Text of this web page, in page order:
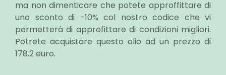
ma non dimenticare che potete approffittare di
uno sconto di -10% col nostro codice che vi
permetterà di approfittare di condizioni migliori.
Potrete acquistare questo olio ad un prezzo di
178.2 euro.